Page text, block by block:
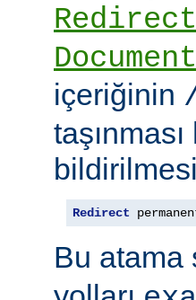
Redirect
içeriğinin
Redirect
Bu atama